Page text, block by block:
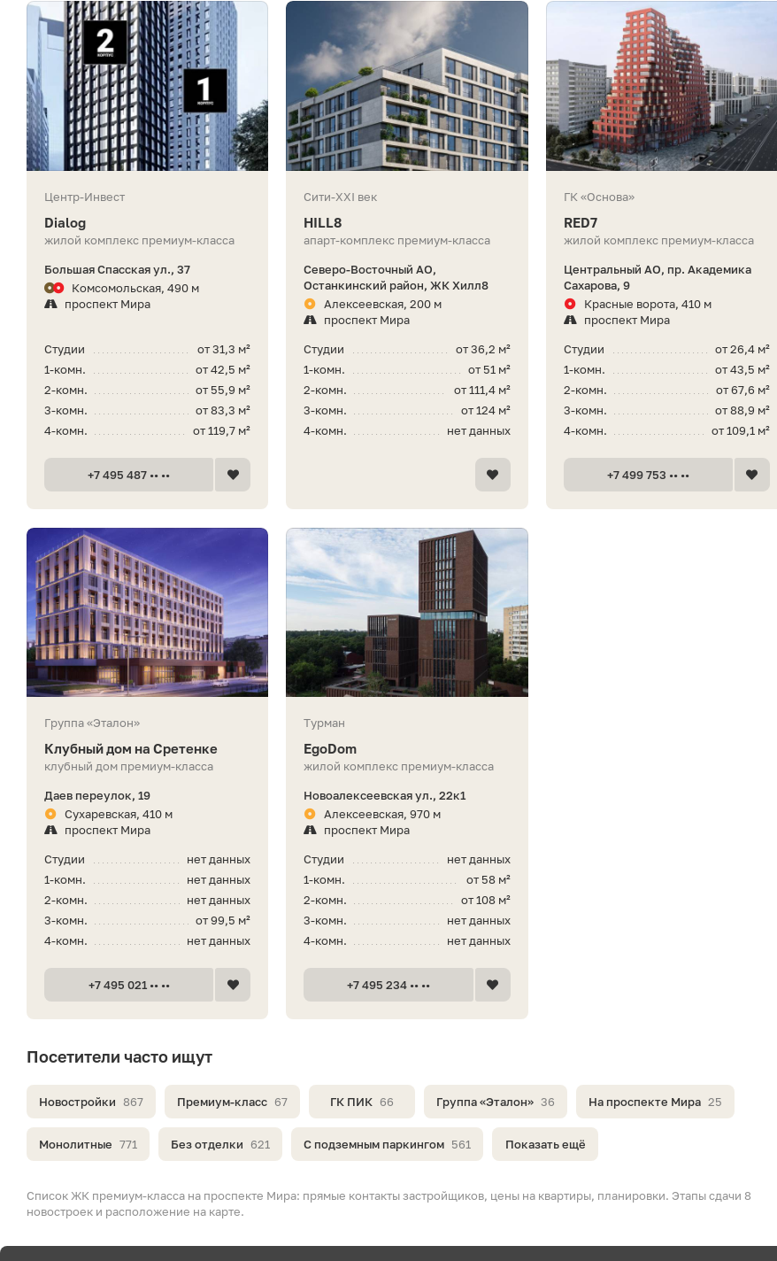
Список ЖК премиум-класса на проспекте Мира: прямые контакты застройщиков, цены на квартиры, планировки. Этапы сдачи 8
новостроек и расположение на карте.
Посетители часто ищут
Новостройки 867 Премиум-класс 67 ГК ПИК 66 Группа «Эталон» 36 На проспекте Мира 25
Монолитные 771 Без отделки 621 С подземным паркингом 561 Показать ещё
Центр-Инвест
Dialog
жилой комплекс премиум-класса
Большая Спасская ул., 37
Комсомольская, 490 м
проспект Мира
от 31,3 м²
Студии
от 42,5 м²
1-комн.
от 55,9 м²
2-комн.
от 83,3 м²
3-комн.
от 119,7 м²
4-комн.
+7 495 487 •• ••
Сити-XXI век
HILL8
апарт-комплекс премиум-класса
Северо-Восточный АО,
Останкинский район, ЖК Хилл8
Алексеевская, 200 м
проспект Мира
от 36,2 м²
Студии
от 51 м²
1-комн.
от 111,4 м²
2-комн.
от 124 м²
3-комн.
нет данных
4-комн.
ГК «Основа»
RED7
жилой комплекс премиум-класса
Центральный АО, пр. Академика
Сахарова, 9
Красные ворота, 410 м
проспект Мира
от 26,4 м²
Студии
от 43,5 м²
1-комн.
от 67,6 м²
2-комн.
от 88,9 м²
3-комн.
от 109,1 м²
4-комн.
+7 499 753 •• ••
Группа «Эталон»
Клубный дом на Сретенке
клубный дом премиум-класса
Даев переулок, 19
Сухаревская, 410 м
проспект Мира
нет данных
Студии
нет данных
1-комн.
нет данных
2-комн.
от 99,5 м²
3-комн.
нет данных
4-комн.
+7 495 021 •• ••
Турман
EgoDom
жилой комплекс премиум-класса
Новоалексеевская ул., 22к1
Алексеевская, 970 м
проспект Мира
нет данных
Студии
от 58 м²
1-комн.
от 108 м²
2-комн.
нет данных
3-комн.
нет данных
4-комн.
+7 495 234 •• ••